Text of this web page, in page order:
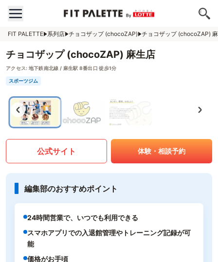
FIT PALETTE 系列店 チョコザップ (chocoZAP) チョコザップ (chocoZAP)
チョコザップ (chocoZAP) 麻生店
アクセス: 地下鉄南北線 / 麻生駅 8番出口 徒歩1分
スポーツジム
公式サイト 体験・相談予約
編集部のおすすめポイント
24時間営業で、いつでも利用できる
スマホアプリでの入退館管理やトレーニング記録が可
能
価格がお手頃